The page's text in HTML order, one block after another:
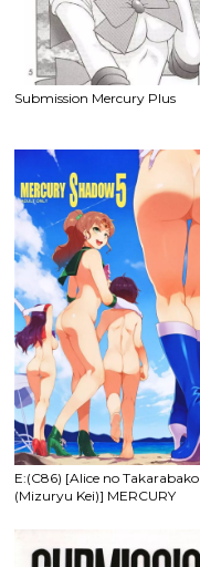
Submission Mercury Plus
E:(C86) [Alice no Takarabako
(Mizuryu Kei)] MERCURY